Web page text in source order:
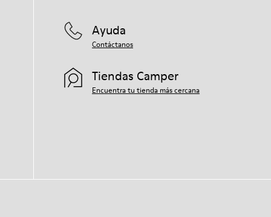
Ayuda
Contáctanos
Tiendas Camper
Encuentra tu tienda más cercana